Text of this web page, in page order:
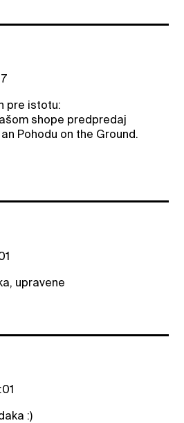
pre istotu:
shope predpredaj
Pohodu on the Ground.
upravene
:)